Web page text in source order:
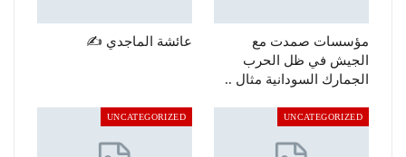
مؤسسات صمدت مع
الجيش في ظل الحرب
الجمارك السودانية مثال ..
عائشة الماجدي ✍️
UNCATEGORIZED
UNCATEGORIZED